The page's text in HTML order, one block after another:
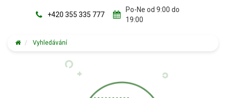
+420 355 335 777
Po-Ne od 9:00 do
19:00
Vyhledávání